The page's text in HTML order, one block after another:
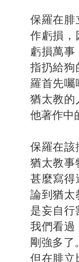
保羅在腓
作虧損，
虧損萬事
指扔給狗
羅首先囑
猶太教的
他著作中
保羅在該
猶太教事
甚麼寫得
論到猶太
是妄自行
我們看過
剛強多了
但在腓立